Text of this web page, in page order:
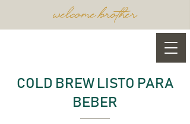
WELCOME BROTHER
COLD BREW LISTO PARA
BEBER